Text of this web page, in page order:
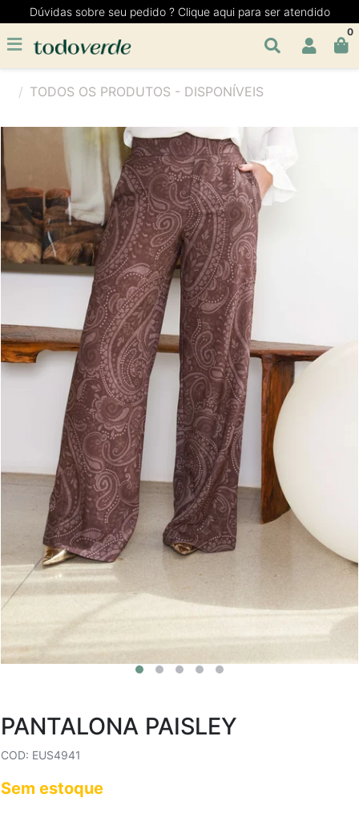
Dúvidas sobre seu pedido ? Clique aqui para ser atendido
0
TODOS OS PRODUTOS - DISPONÍVEIS
PANTALONA PAISLEY
COD: EUS4941
Sem estoque